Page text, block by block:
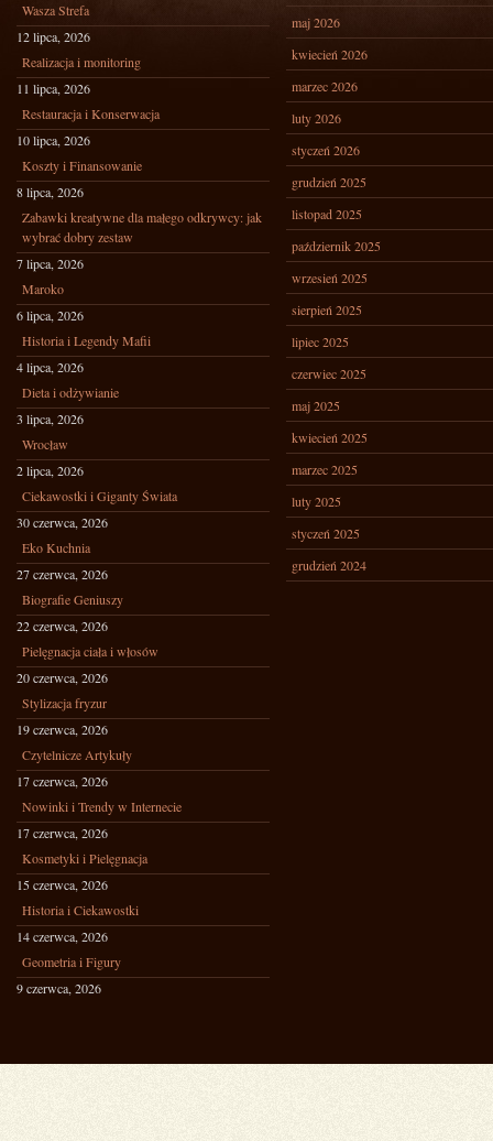
Wasza Strefa
12 lipca, 2026
Realizacja i monitoring
11 lipca, 2026
Restauracja i Konserwacja
10 lipca, 2026
Koszty i Finansowanie
8 lipca, 2026
Zabawki kreatywne dla małego odkrywcy: jak
wybrać dobry zestaw
7 lipca, 2026
Maroko
6 lipca, 2026
Historia i Legendy Mafii
4 lipca, 2026
Dieta i odżywianie
3 lipca, 2026
Wrocław
2 lipca, 2026
Ciekawostki i Giganty Świata
30 czerwca, 2026
Eko Kuchnia
27 czerwca, 2026
Biografie Geniuszy
22 czerwca, 2026
Pielęgnacja ciała i włosów
20 czerwca, 2026
Stylizacja fryzur
19 czerwca, 2026
Czytelnicze Artykuły
17 czerwca, 2026
Nowinki i Trendy w Internecie
17 czerwca, 2026
Kosmetyki i Pielęgnacja
15 czerwca, 2026
Historia i Ciekawostki
14 czerwca, 2026
Geometria i Figury
9 czerwca, 2026
maj 2026
kwiecień 2026
marzec 2026
luty 2026
styczeń 2026
grudzień 2025
listopad 2025
październik 2025
wrzesień 2025
sierpień 2025
lipiec 2025
czerwiec 2025
maj 2025
kwiecień 2025
marzec 2025
luty 2025
styczeń 2025
grudzień 2024